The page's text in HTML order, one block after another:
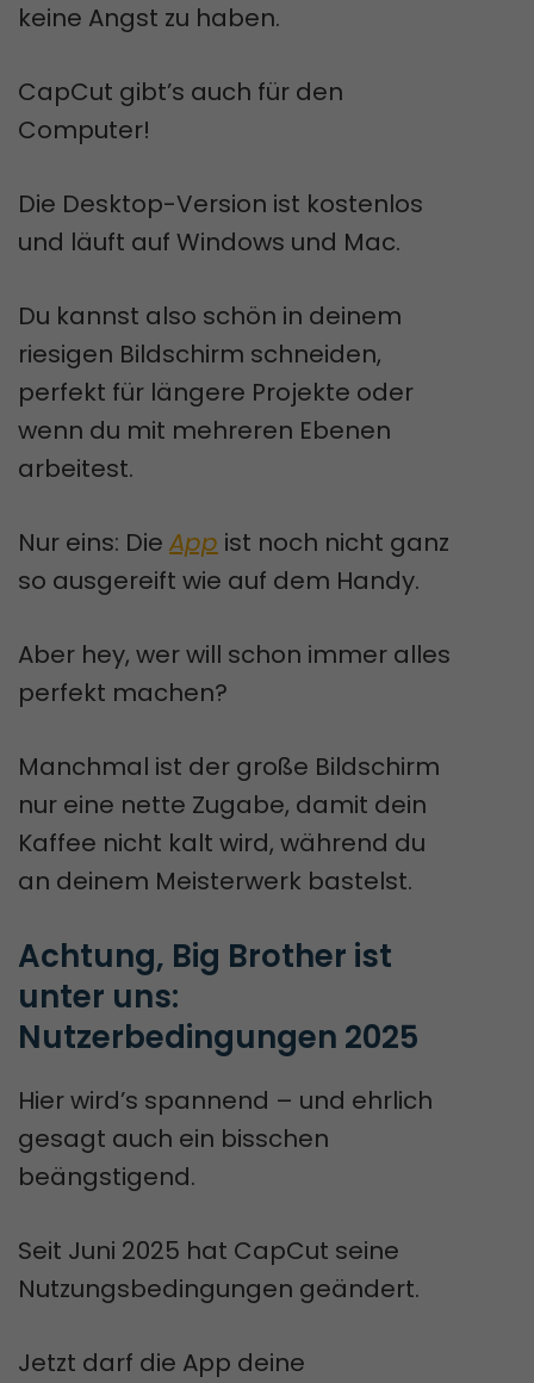
keine Angst zu haben.
CapCut gibt’s auch für den
Computer!
Die Desktop-Version ist kostenlos
und läuft auf Windows und Mac.
Du kannst also schön in deinem
riesigen Bildschirm schneiden,
perfekt für längere Projekte oder
wenn du mit mehreren Ebenen
arbeitest.
Nur eins: Die App ist noch nicht ganz
so ausgereift wie auf dem Handy.
Aber hey, wer will schon immer alles
perfekt machen?
Manchmal ist der große Bildschirm
nur eine nette Zugabe, damit dein
Kaffee nicht kalt wird, während du
an deinem Meisterwerk bastelst.
Achtung, Big Brother ist
unter uns:
Nutzerbedingungen 2025
Hier wird’s spannend – und ehrlich
gesagt auch ein bisschen
beängstigend.
Seit Juni 2025 hat CapCut seine
Nutzungsbedingungen geändert.
Jetzt darf die App deine